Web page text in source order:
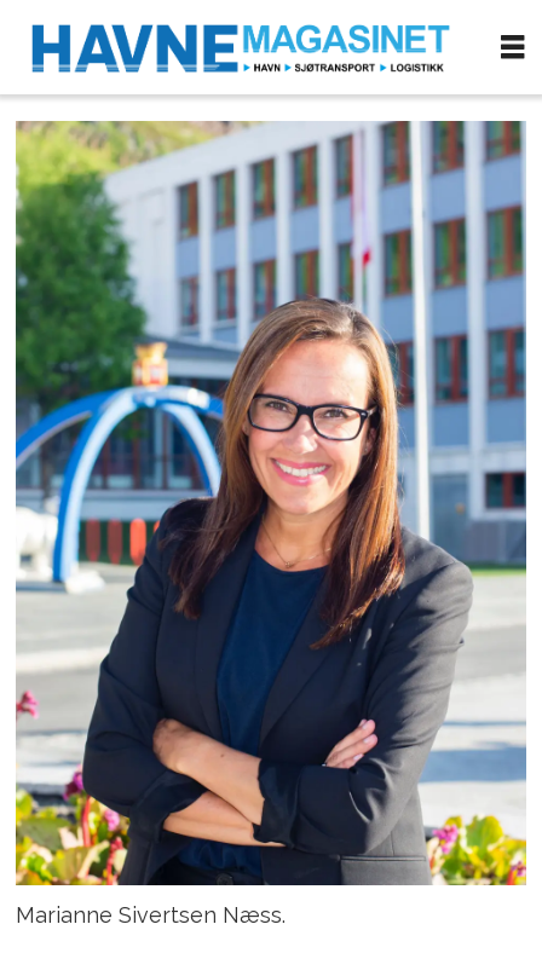
Marianne Sivertsen Næss.